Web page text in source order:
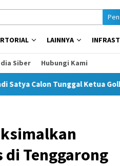
LAINNYA
Siber Hubungi Kami
Tunggal Ketua Golkar
di Tenggarong